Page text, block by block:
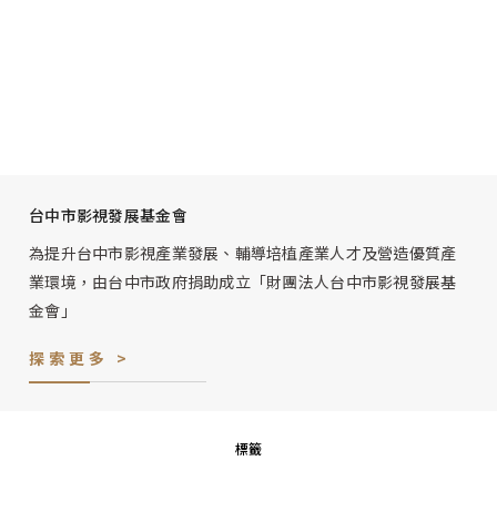
台中市影視發展基金會
為提升台中市影視產業發展、輔導培植產業人才及營造優質產
業環境，由台中市政府捐助成立「財團法人台中市影視發展基
金會」
探索更多 >
標籤